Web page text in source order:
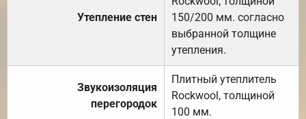
Утепление стен
150/200 мм. согласно
выбранной толщине
утепления.
Звукоизоляция
перегородок
Плитный утеплитель
Rockwool, толщиной
100 мм.